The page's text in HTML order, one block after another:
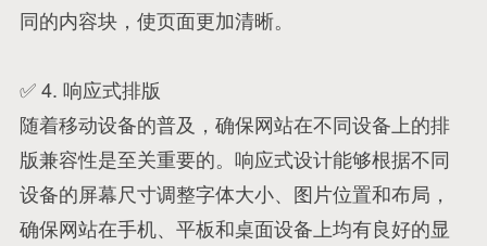
同的内容块，使页面更加清晰。
✅ 4. 响应式排版
随着移动设备的普及，确保网站在不同设备上的排
版兼容性是至关重要的。响应式设计能够根据不同
设备的屏幕尺寸调整字体大小、图片位置和布局，
确保网站在手机、平板和桌面设备上均有良好的显